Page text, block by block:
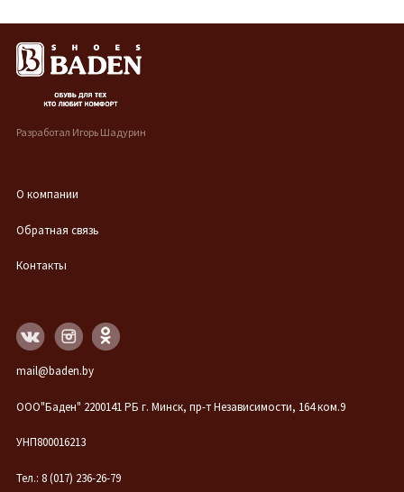
Разработал Игорь Шадурин
О компании
Обратная связь
Контакты
mail@baden.by
ООО"Баден" 2200141 РБ г. Минск, пр-т Независимости, 164 ком.9
УНП800016213
Тел.: 8 (017) 236-26-79